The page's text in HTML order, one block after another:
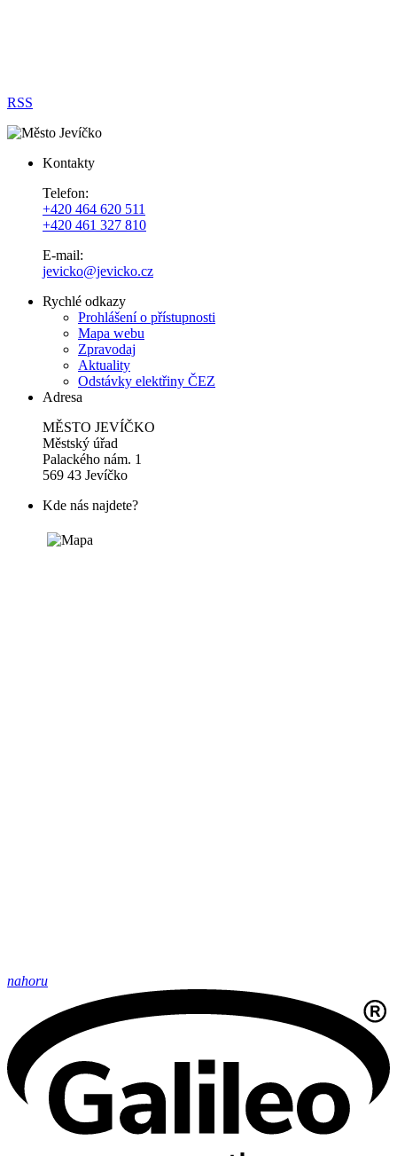
RSS
Kontakty
Telefon:
+420 464 620 511
+420 461 327 810
E-mail:
jevicko@jevicko.cz
Rychlé odkazy
Prohlášení o přístupnosti
Mapa webu
Zpravodaj
Aktuality
Odstávky elektřiny ČEZ
Adresa
MĚSTO JEVÍČKO
Městský úřad
Palackého nám. 1
569 43 Jevíčko
Kde nás najdete?
nahoru